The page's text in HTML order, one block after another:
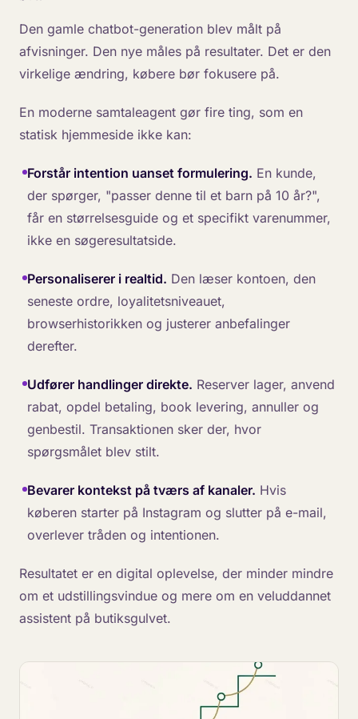
Den gamle chatbot-generation blev målt på
afvisninger. Den nye måles på resultater. Det er den
virkelige ændring, købere bør fokusere på.
En moderne samtaleagent gør fire ting, som en
statisk hjemmeside ikke kan:
Forstår intention uanset formulering. En kunde,
der spørger, "passer denne til et barn på 10 år?",
får en størrelsesguide og et specifikt varenummer,
ikke en søgeresultatside.
Personaliserer i realtid. Den læser kontoen, den
seneste ordre, loyalitetsniveauet,
browserhistorikken og justerer anbefalinger
derefter.
Udfører handlinger direkte. Reserver lager, anvend
rabat, opdel betaling, book levering, annuller og
genbestil. Transaktionen sker der, hvor
spørgsmålet blev stilt.
Bevarer kontekst på tværs af kanaler. Hvis
køberen starter på Instagram og slutter på e-mail,
overlever tråden og intentionen.
Resultatet er en digital oplevelse, der minder mindre
om et udstillingsvindue og mere om en veluddannet
assistent på butiksgulvet.